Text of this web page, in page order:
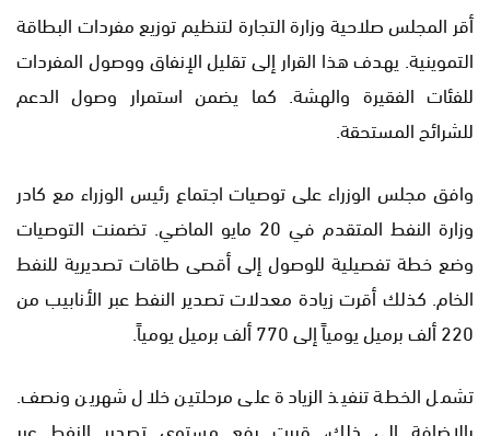
أقر المجلس صلاحية وزارة التجارة لتنظيم توزيع مفردات البطاقة
التموينية. يهدف هذا القرار إلى تقليل الإنفاق ووصول المفردات
للفئات الفقيرة والهشة. كما يضمن استمرار وصول الدعم
للشرائح المستحقة.
وافق مجلس الوزراء على توصيات اجتماع رئيس الوزراء مع كادر
وزارة النفط المتقدم في 20 مايو الماضي. تضمنت التوصيات
وضع خطة تفصيلية للوصول إلى أقصى طاقات تصديرية للنفط
الخام. كذلك أقرت زيادة معدلات تصدير النفط عبر الأنابيب من
220 ألف برميل يومياً إلى 770 ألف برميل يومياً.
تشمل الخطة تنفيذ الزيادة على مرحلتين خلال شهرين ونصف.